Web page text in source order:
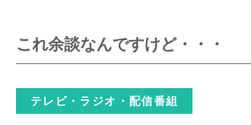
これ余談なんですけど・・・
テレビ・ラジオ・配信番組